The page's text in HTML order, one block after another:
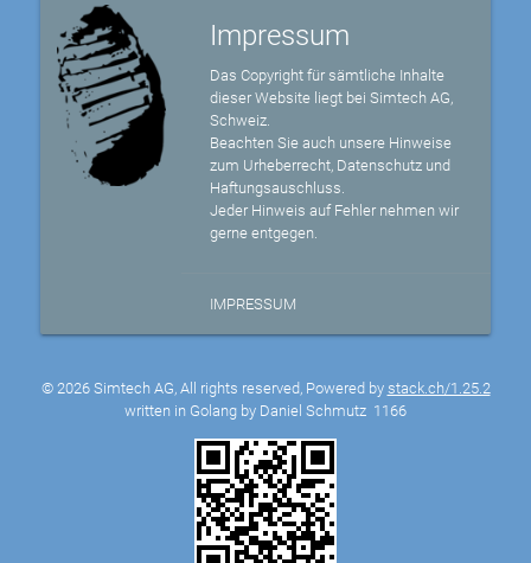
Impressum
Das Copyright für sämtliche Inhalte
dieser Website liegt bei Simtech AG,
Schweiz.
Beachten Sie auch unsere Hinweise
zum Urheberrecht, Datenschutz und
Haftungsauschluss.
Jeder Hinweis auf Fehler nehmen wir
gerne entgegen.
IMPRESSUM
© 2026 Simtech AG, All rights reserved, Powered by stack.ch/1.25.2
written in Golang by Daniel Schmutz 1166